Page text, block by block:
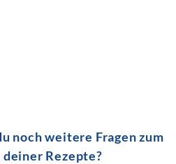
noch weitere Fragen zum
Rezepte?